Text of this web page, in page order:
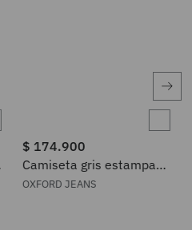
$ 174.900
Camiseta gris estampado
frontal para mujer
OXFORD JEANS